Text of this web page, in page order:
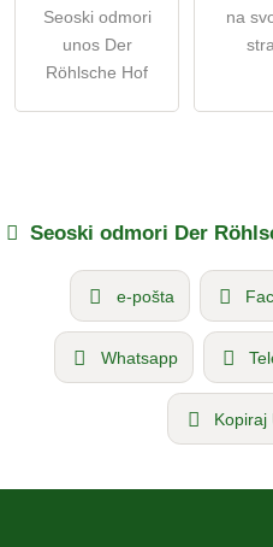
Seoski odmori
unos Der
Röhlsche Hof
na
Seoski odmori Der
e-pošta
Whatsapp
Kopiraj